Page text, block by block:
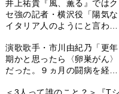
もっと見る